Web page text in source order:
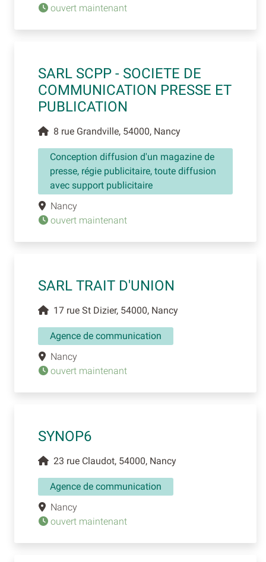
ouvert maintenant
SARL SCPP - SOCIETE DE
COMMUNICATION PRESSE ET
PUBLICATION
8 rue Grandville, 54000, Nancy
Conception diffusion d'un magazine de
presse, régie publicitaire, toute diffusion
avec support publicitaire
Nancy
ouvert maintenant
SARL TRAIT D'UNION
17 rue St Dizier, 54000, Nancy
Agence de communication
Nancy
ouvert maintenant
SYNOP6
23 rue Claudot, 54000, Nancy
Agence de communication
Nancy
ouvert maintenant